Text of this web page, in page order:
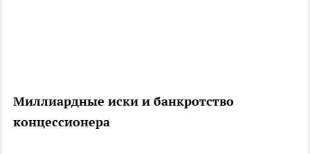
Миллиардные иски и банкротство
концессионера